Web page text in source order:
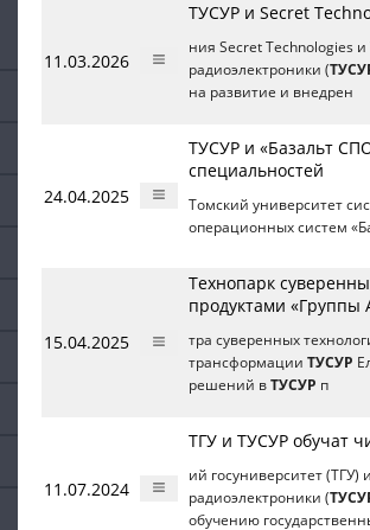
11.03.2026
ТУСУР и Secret
ния Secret Technologies
радиоэлектроники (
на развитие и внедрен
24.04.2025
ТУСУР и «Базальт
специальностей
Томский университет
операционных систем
15.04.2025
Технопарк
продуктами «Группы
тра суверенных
трансформации ТУСУР
решений в ТУСУР п
11.07.2024
ТГУ и ТУСУР обучат
ий госуниверситет
радиоэлектроники (
обучению